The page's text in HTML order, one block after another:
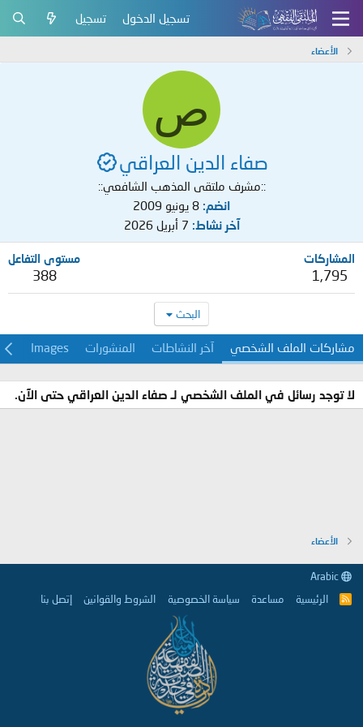
تسجيل الدخول تسجيل
الأعضاء
ص
صفاء الدين العراقي
::مشرف ملتقى المذهب الشافعي::
انضم 8 يونيو 2009
آخر نشاط 7 أبريل 2026
المشاركات
1,795
مستوى التفاعل
388
البحث
مشاركات الملف الشخصي آخر النشاطات المنشورات Images
لا توجد رسائل في الملف الشخصي لـ صفاء الدين العراقي حتى الآن.
الأعضاء
R
الرئيسية مساعدة سياسة الخصوصية الشروط والقوانين إتصل بنا